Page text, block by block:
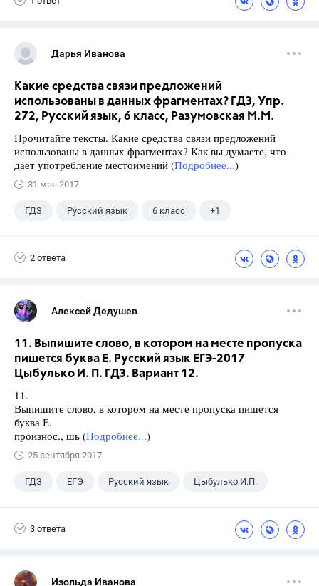
Дарья Иванова
Какие средства связи предложений
использованы в данных фрагментах? ГДЗ, Упр.
272, Русский язык, 6 класс, Разумовская М.М.
Прочитайте тексты. Какие средства связи предложений
использованы в данных фрагментах? Как вы думаете, что
даёт употребление местоимений (Подробнее...)
31 мая 2017
ГДЗ Русский язык 6 класс +1
2 ответа
Алексей Дедушев
11. Выпишите слово, в котором на месте пропуска
пишется буква Е. Русский язык ЕГЭ-2017
Цыбулько И. П. ГДЗ. Вариант 12.
11.
Выпишите слово, в котором на месте пропуска пишется
буква Е.
произнос., шь (Подробнее...)
25 сентября 2017
ГДЗ ЕГЭ Русский язык Цыбулько И.П.
3 ответа
Изольда Иванова